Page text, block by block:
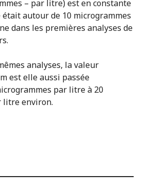
– par litre) est en constante
autour de 10 microgrammes
dans les premières analyses de
analyses, la valeur
est elle aussi passée
par litre à 20
litre environ.